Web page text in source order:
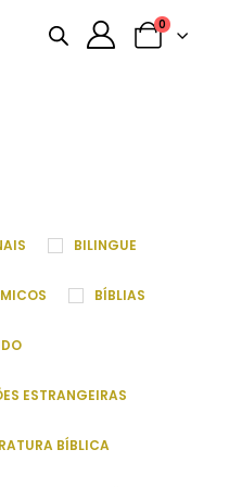
0
BILINGUE
BÍBLIAS
ESTRANGEIRAS
BÍBLICA